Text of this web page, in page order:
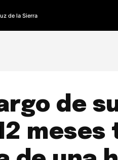
de la Sierra
de
meses